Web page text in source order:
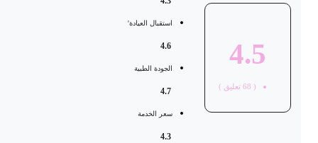
4.5
68 تعليق )
استقبال العيادة'
الجودة الطبية
سعر الخدمة